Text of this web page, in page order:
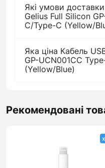
Які умови
Gelius Full Silicon
C/Type-C (Yellow/
Яка ціна Кабель
GP-UCN001CC
(Yellow/Blue)
Рекомендовані